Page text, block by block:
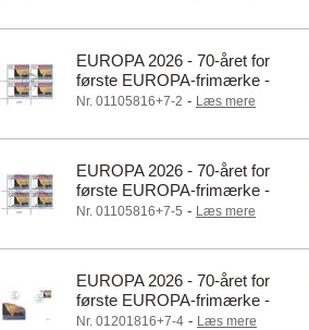
EUROPA 2026 - 70-året for
første EUROPA-frimærke -
Dagstemplet - 4-blok nedre
Nr. 01105816+7-2 - Læs mere
EUROPA 2026 - 70-året for
første EUROPA-frimærke -
Centralt dagstemplet - 4-blok
Nr. 01105816+7-5 - Læs mere
EUROPA 2026 - 70-året for
første EUROPA-frimærke -
FDC/1
Nr. 01201816+7-4 - Læs mere